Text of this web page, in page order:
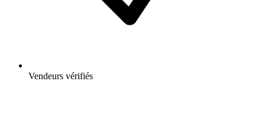
Vendeurs vérifiés